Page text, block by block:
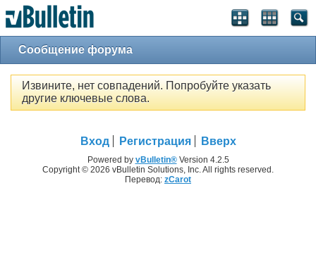
Сообщение форума
Извините, нет совпадений. Попробуйте указать
другие ключевые слова.
Вход Регистрация Вверх
Powered by vBulletin®Version 4.2.5
Copyright © 2026 vBulletin Solutions, Inc. All rights reserved.
Перевод: zCarot